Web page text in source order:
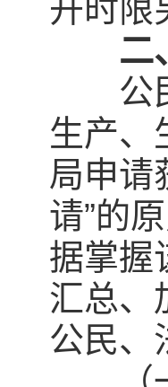
开时限
二、
公民
生产、
局申请
请”的
据掌握
汇总、
公民、